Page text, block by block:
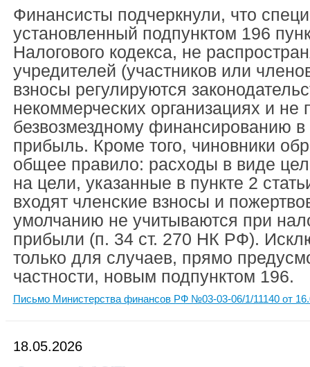
Финансисты подчеркнули, что
установленный подпунктом 196
Налогового кодекса, не
учредителей (участников или
взносы регулируются
некоммерческих организациях и не
безвозмездному финансированию в
прибыль. Кроме того, чиновники
общее правило: расходы в виде
на цели, указанные в пункте 2
входят членские взносы и
умолчанию не учитываются при
прибыли (п. 34 ст. 270 НК РФ).
только для случаев, прямо
частности, новым подпунктом 196.
Письмо Министерства финансов РФ №03-03-06/1/11140 от
18.05.2026